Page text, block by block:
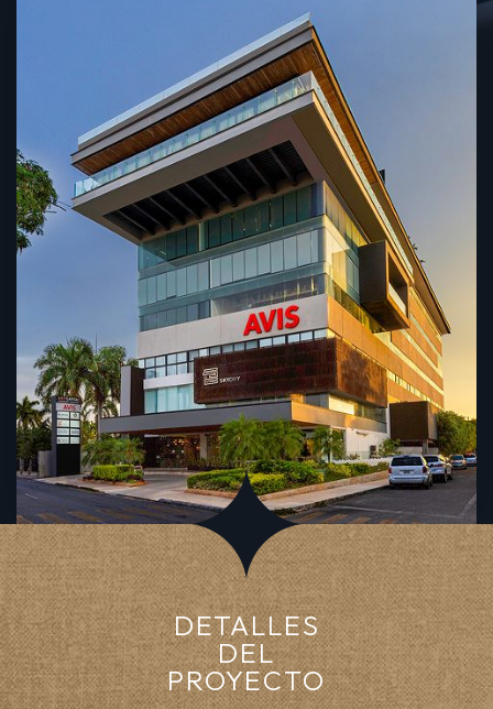
DETALLES
DEL
PROYECTO